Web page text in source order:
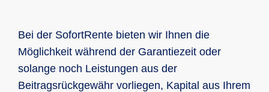
Bei der SofortRente bieten wir Ihnen die
Möglichkeit während der Garantiezeit oder
solange noch Leistungen aus der
Beitragsrückgewähr vorliegen, Kapital aus Ihrem